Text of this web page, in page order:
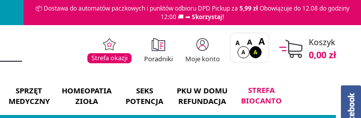
📦 Dostawa do automatów paczkowych i punktów odbioru DPD Pickup za 5,99 złObowiązuje do 12.08 do godziny
12:00 🚚 ➡Skorzystaj!
Strefa okazji Poradniki Moje konto
A A A
A A
Koszyk
0,00 zł
SPRZĘT
MEDYCZNY
HOMEOPATIA
ZIOŁA
SEKS
POTENCJA
PKU W DOMU
REFUNDACJA
STREFA
BIOCANTO